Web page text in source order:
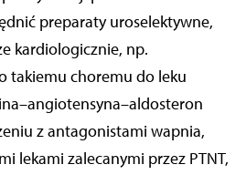
preparaty uroselektywne,
kardiologicznie, np.
takiemu choremu do leku
z antagonistami wapnia,
lekami zalecanymi przez PTNT,